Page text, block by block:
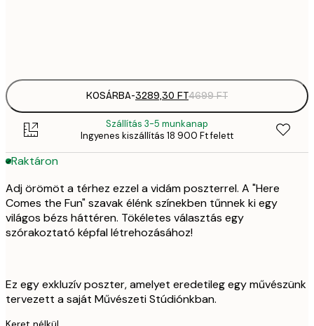
KOSÁRBA-3289,30 FT4699 FT
Szállítás 3-5 munkanap
Ingyenes kiszállítás 18 900 Ft felett
Raktáron
Adj örömöt a térhez ezzel a vidám poszterrel. A "Here
Comes the Fun" szavak élénk színekben tűnnek ki egy
világos bézs háttéren. Tökéletes választás egy
szórakoztató képfal létrehozásához!
Ez egy exkluzív poszter, amelyet eredetileg egy művészünk
tervezett a saját Művészeti Stúdiónkban.